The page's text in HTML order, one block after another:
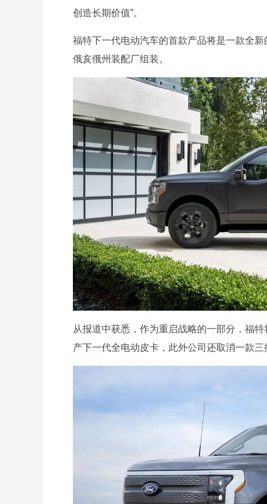
创造长期价值”。
福特下一代电动汽车的首款产品将是一款全
俄亥俄州装配厂组装。
从报道中获悉，作为重启战略的一部分，福
产下一代全电动皮卡，此外公司还取消一款三